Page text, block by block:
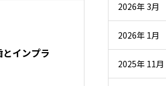
インプラ
2026年 3月
2026年 1月
2025年 11月